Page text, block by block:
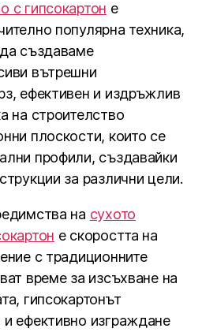
с гипсокартон е
популярна техника,
създаваме
вътрешни
ефективен и издръжлив
на строителство
плоскости, които се
профили, създавайки
за различни цели.
на сухото
е скоростта на
с традиционните
време за изсъхване на
гипсокартонът
ефективно изграждане